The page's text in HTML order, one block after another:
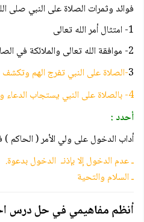
فوائد وثمرات الصلاة على النبي صلى
1- امتثال أمر الله تعالى
2- موافقة الله تعالى والملائكة في الصلاة عليه
3-الصلاة على النبي تفرج الهم وتكشف
4- بالصلاة على النبي يستجاب الدعاء ويقضى الدين.
أحدد :
أداب الدخول على ولي الأمر ( الحاكم
ـ عدم الدخول إلا بإذنـ الدخول بدعوة.
ـ السلام والتحية
أنظم مفاهيمي في حل درس